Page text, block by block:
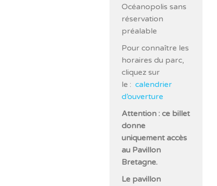
Océanopolis sans
réservation
préalable
Pour connaître les
horaires du parc,
cliquez sur
le :calendrier
d’ouverture
Attention : ce billet
donne
uniquement accès
au Pavillon
Bretagne.
Le pavillon